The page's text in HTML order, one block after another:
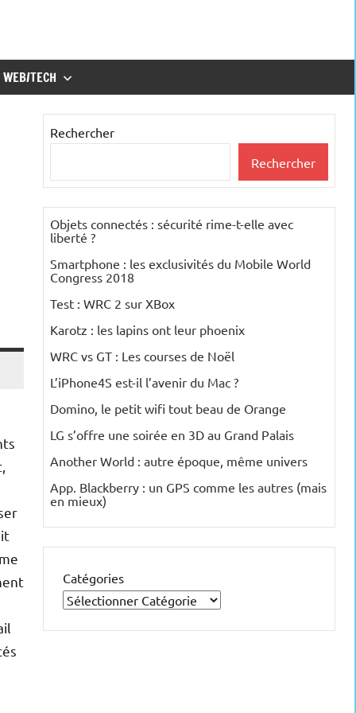
WEB/TECH
Rechercher
Rechercher
Objets connectés : sécurité rime-t-elle avec
liberté ?
Smartphone : les exclusivités du Mobile World
Congress 2018
Test : WRC 2 sur XBox
Karotz : les lapins ont leur phoenix
WRC vs GT : Les courses de Noël
L’iPhone4S est-il l’avenir du Mac ?
Domino, le petit wifi tout beau de Orange
LG s’offre une soirée en 3D au Grand Palais
Another World : autre époque, même univers
App. Blackberry : un GPS comme les autres (mais
en mieux)
Catégories